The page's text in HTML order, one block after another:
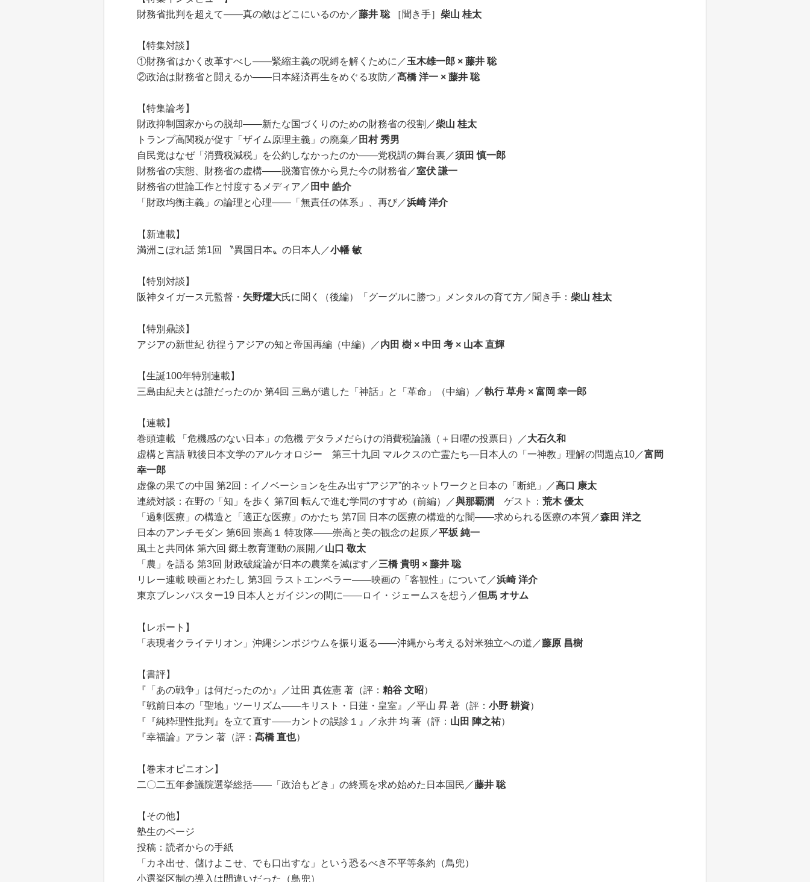
財務省批判を超えて――真の敵はどこにいるのか／藤井 聡［聞き手］ 柴山 桂太
【特集対談】
①財務省はかく改革すべし――緊縮主義の呪縛を解くために／玉木雄一郎 × 藤井 聡
②政治は財務省と闘えるか――日本経済再生をめぐる攻防／髙橋 洋一 × 藤井 聡
【特集論考】
財政抑制国家からの脱却――新たな国づくりのための財務省の役割／柴山 桂太
トランプ高関税が促す「ザイム原理主義」の廃棄／ 田村 秀男
自民党はなぜ「消費税減税」を公約しなかったのか――党税調の舞台裏／須田 慎一郎
財務省の実態、財務省の虚構――脱藩官僚から見た今の財務省／室伏 謙一
財務省の世論工作と忖度するメディア／ 田中 皓介
「財政均衡主義」の論理と心理――「無責任の体系」、再び／浜崎 洋介
【新連載】
満洲こぼれ話 第1回 〝異国日本〟の日本人／小幡 敏
【特別対談】
阪神タイガース元監督・ 矢野燿大氏に聞く（後編）「グーグルに勝つ」メンタルの育て方／聞き手： 柴山 桂太
【特別鼎談】
アジアの新世紀 彷徨うアジアの知と帝国再編（中編）／内田 樹 × 中田 考 × 山本 直輝
【生誕100年特別連載】
三島由紀夫とは誰だったのか 第4回 三島が遺した「神話」と「革命」（中編）／執行 草舟 × 富岡 幸一郎
【連載】
巻頭連載 「危機感のない日本」の危機 デタラメだらけの消費税論議（＋日曜の投票日）／大石久和
虚構と言語 戦後日本文学のアルケオロジー 第三十九回 マルクスの亡霊たち―日本人の「一神教」理解の問題点10／富岡
幸一郎
虚像の果ての中国 第2回：イノベーションを生み出す“アジア”的ネットワークと日本の「断絶」／高口 康太
連続対談：在野の「知」を歩く 第7回 転んで進む学問のすすめ（前編）／與那覇潤 ゲスト： 荒木 優太
「過剰医療」の構造と「適正な医療」のかたち 第7回 日本の医療の構造的な闇――求められる医療の本質／森田 洋之
日本のアンチモダン 第6回 崇高１ 特攻隊――崇高と美の観念の起原／平坂 純一
風土と共同体 第六回 郷土教育運動の展開／山口 敬太
「農」を語る 第3回 財政破綻論が日本の農業を滅ぼす／三橋 貴明 × 藤井 聡
リレー連載 映画とわたし 第3回 ラストエンペラー――映画の「客観性」について／浜崎 洋介
東京ブレンバスター19 日本人とガイジンの間に――ロイ・ジェームスを想う／但馬 オサム
【レポート】
「表現者クライテリオン」沖縄シンポジウムを振り返る――沖縄から考える対米独立への道／藤原 昌樹
【書評】
『「あの戦争」は何だったのか』／辻田 真佐憲 著（評： 粕谷 文昭）
『戦前日本の「聖地」ツーリズム――キリスト・日蓮・皇室』／平山 昇 著（評： 小野 耕資）
『『純粋理性批判』を立て直す――カントの誤診１』／永井 均 著（評： 山田 陣之祐）
『幸福論』アラン 著（評： 髙橋 直也）
【巻末オピニオン】
二〇二五年参議院選挙総括――「政治もどき」の終焉を求め始めた日本国民／藤井 聡
【その他】
塾生のページ
投稿：読者からの手紙
「カネ出せ、儲けよこせ、でも口出すな」という恐るべき不平等条約（鳥兜）
小選挙区制の導入は間違いだった（鳥兜）